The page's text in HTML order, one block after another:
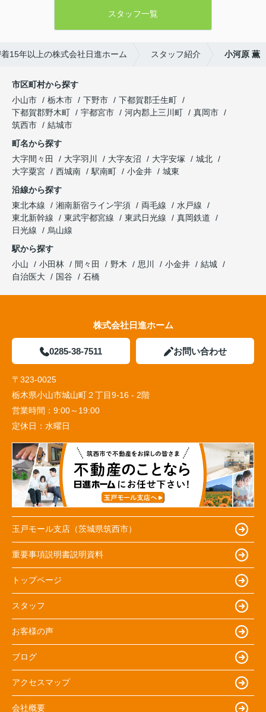
スタッフ一覧
15年以上の株式会社日進ホーム スタッフ紹介 小河原 薫
市区町村から探す
小山市
栃木市 下野市
下都賀郡壬生町
下都賀郡野木町
宇都宮市 河内郡上三川町
真岡市
筑西市
結城市
町名から探す
大字間々田
大字羽川 大字友沼 大字安塚
城北
大字粟宮
西城南 駅南町 小金井
城東
沿線から探す
東北本線
湘南新宿ライン宇須 両毛線
水戸線
東北新幹線
東武宇都宮線 東武日光線
真岡鉄道
日光線
烏山線
駅から探す
小山
小田林 間々田 野木 思川 小金井
結城
自治医大
国谷 石橋
株式会社日進ホーム
0285-38-7511 お問い合わせ
〒323-0025
栃木県小山市城山町２丁目9-16 - 2階
営業時間： 9:00～19:00
定休日： 水曜日
玉戸モール支店（茨城県筑西市）
重要事項説明書説明資料
トップページ
スタッフ
お客様の声
ブログ
アクセスマップ
会社概要